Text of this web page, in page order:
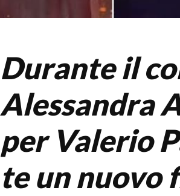
Durante il
Alessandra
per Valerio
te un nuovo